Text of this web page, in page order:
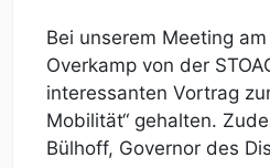
Bei unserem Meeting
Overkamp von der
interessanten Vortrag
Mobilität“ gehalten.
Bülhoff, Governor des